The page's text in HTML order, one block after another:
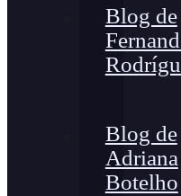
Blog de
Blog de
Adriana
Botelho